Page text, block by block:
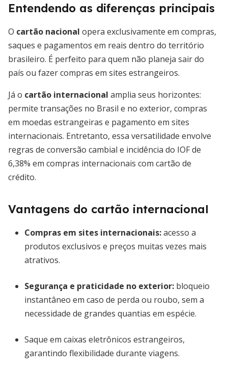
Entendendo as diferenças principais
O cartão nacional opera exclusivamente em compras,
saques e pagamentos em reais dentro do território
brasileiro. É perfeito para quem não planeja sair do
país ou fazer compras em sites estrangeiros.
Já o cartão internacional amplia seus horizontes:
permite transações no Brasil e no exterior, compras
em moedas estrangeiras e pagamento em sites
internacionais. Entretanto, essa versatilidade envolve
regras de conversão cambial e incidência do IOF de
6,38% em compras internacionais com cartão de
crédito.
Vantagens do cartão internacional
Compras em sites internacionais:acesso a
produtos exclusivos e preços muitas vezes mais
atrativos.
Segurança e praticidade no exterior: bloqueio
instantâneo em caso de perda ou roubo, sem a
necessidade de grandes quantias em espécie.
Saque em caixas eletrônicos estrangeiros,
garantindo flexibilidade durante viagens.